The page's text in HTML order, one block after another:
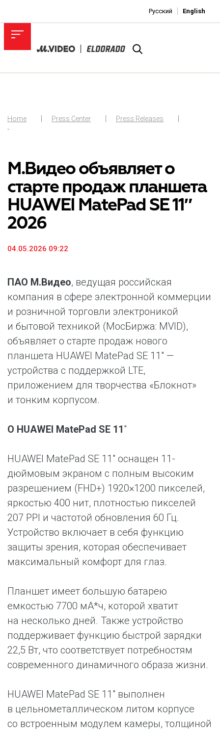
Русский English
Home Press Center
Press Releases
-
М.Видео объявляет о
старте продаж планшета
HUAWEI MatePad SE 11″
2026
04.05.2026 09:22
ПАО М.Видео, ведущая российская
компания в сфере электронной коммерции
и розничной торговли электроникой
и бытовой техникой (МосБиржа: MVID),
объявляет о старте продаж нового
планшета HUAWEI MatePad SE 11″ —
устройства c поддержкой LTE,
приложением для творчества «Блокнот»
и тонким корпусом.
О HUAWEI MatePad SE 11"
HUAWEI MatePad SE 11″ оснащен 11-
дюймовым экраном с полным высоким
разрешением (FHD+) 1920×1200 пикселей,
яркостью 400 нит, плотностью пикселей
207 PPI и частотой обновления 60 Гц.
Устройство включает в себя функцию
защиты зрения, которая обеспечивает
максимальный комфорт для глаз.
Планшет имеет большую батарею
емкостью 7700 мА*ч, которой хватит
на несколько дней. Также устройство
поддерживает функцию быстрой зарядки
22,5 Вт, что соответствует потребностям
современного динамичного образа жизни.
HUAWEI MatePad SE 11″ выполнен
в цельнометаллическом литом корпусе
со встроенным модулем камеры, толщиной